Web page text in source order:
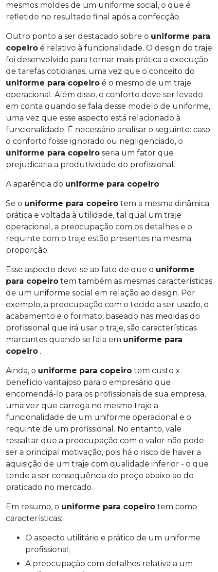
mesmos moldes de um uniforme social, o que é
refletido no resultado final após a confecção.
Outro ponto a ser destacado sobre o uniforme para
copeiro é relativo à funcionalidade. O design do traje
foi desenvolvido para tornar mais prática a execução
de tarefas cotidianas, uma vez que o conceito do
uniforme para copeiro é o mesmo de um traje
operacional. Além disso, o conforto deve ser levado
em conta quando se fala desse modelo de uniforme,
uma vez que esse aspecto está relacionado à
funcionalidade. É necessário analisar o seguinte: caso
o conforto fosse ignorado ou negligenciado, o
uniforme para copeiro seria um fator que
prejudicaria a produtividade do profissional.
A aparência do uniforme para copeiro
Se o uniforme para copeiro tem a mesma dinâmica
prática e voltada à utilidade, tal qual um traje
operacional, a preocupação com os detalhes e o
requinte com o traje estão presentes na mesma
proporção.
Esse aspecto deve-se ao fato de que o uniforme
para copeiro tem também as mesmas características
de um uniforme social em relação ao design. Por
exemplo, a preocupação com o tecido a ser usado, o
acabamento e o formato, baseado nas medidas do
profissional que irá usar o traje, são características
marcantes quando se fala em uniforme para
copeiro .
Ainda, o uniforme para copeiro tem custo x
benefício vantajoso para o empresário que
encomendá-lo para os profissionais de sua empresa,
uma vez que carrega no mesmo traje a
funcionalidade de um uniforme operacional e o
requinte de um profissional. No entanto, vale
ressaltar que a preocupação com o valor não pode
ser a principal motivação, pois há o risco de haver a
aquisição de um traje com qualidade inferior - o que
tende a ser consequência do preço abaixo ao do
praticado no mercado.
Em resumo, o uniforme para copeiro tem como
características:
O aspecto utilitário e prático de um uniforme
profissional;
A preocupação com detalhes relativa a um